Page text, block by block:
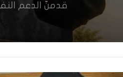
قدمنّ الدعم
العنف في العراق